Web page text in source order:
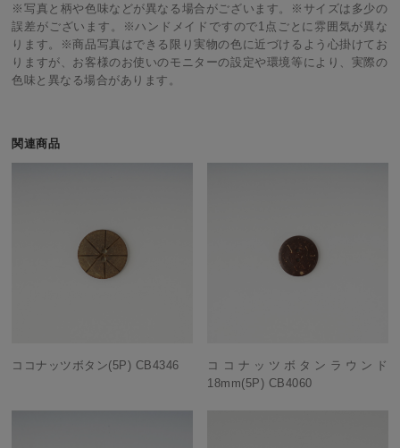
※写真と柄や色味などが異なる場合がございます。※サイズは多少の
誤差がございます。※ハンドメイドですので1点ごとに雰囲気が異な
ります。※商品写真はできる限り実物の色に近づけるよう心掛けてお
りますが、お客様のお使いのモニターの設定や環境等により、実際の
色味と異なる場合があります。
関連商品
ココナッツボタン(5P) CB4346
ココナッツボタンラウンド
18mm(5P) CB4060